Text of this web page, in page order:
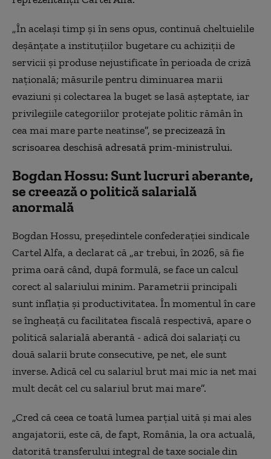
„În același timp și în sens opus, continuă cheltuielile
deșănțate a instituțiilor bugetare cu achiziții de
servicii și produse nejustificate în perioada de criză
națională; măsurile pentru diminuarea marii
evaziuni și colectarea la buget se lasă așteptate, iar
privilegiile categoriilor protejate politic rămân în
cea mai mare parte neatinse”, se precizează în
scrisoarea deschisă adresată prim-ministrului.
Bogdan Hossu: Sunt lucruri aberante,
se creează o politică salarială
anormală
Bogdan Hossu, președintele confederației sindicale
Cartel Alfa, a declarat că „ar trebui, în 2026, să fie
prima oară când, după formulă, se face un calcul
corect al salariului minim. Parametrii principali
sunt inflația și productivitatea. În momentul în care
se îngheață cu facilitatea fiscală respectivă, apare o
politică salarială aberantă - adică doi salariați cu
două salarii brute consecutive, pe net, ele sunt
inverse. Adică cel cu salariul brut mai mic ia net mai
mult decât cel cu salariul brut mai mare”.
„Cred că ceea ce toată lumea parțial uită și mai ales
angajatorii, este că, de fapt, România, la ora actuală,
datorită transferului integral de taxe sociale din